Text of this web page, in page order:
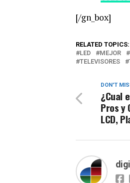
[/gn_box]
RELATED TOPICS:
LED
MEJOR
TELEVISORES
DON'T
¿Cual
Pros y
LCD,